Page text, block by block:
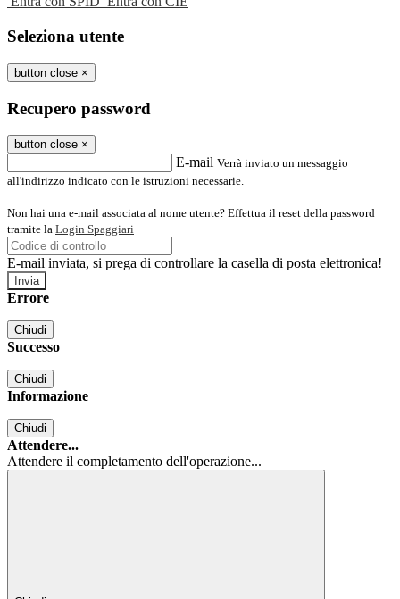
Seleziona utente
button close ×
Recupero password
button close ×
E-mail Verrà inviato un messaggio
all'indirizzo indicato con le istruzioni necessarie.
Non hai una e-mail associata al nome utente? Effettua il reset della password
tramite la Login Spaggiari
E-mail inviata, si prega di controllare la casella di posta elettronica!
Errore
Chiudi
Successo
Chiudi
Informazione
Chiudi
Attendere...
Attendere il completamento dell'operazione...